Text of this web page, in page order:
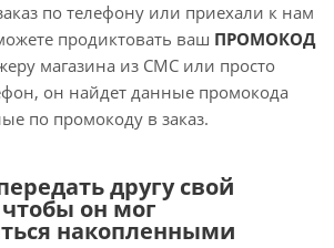
по телефону или приехали к нам
продиктовать ваш ПРОМОКОД
магазина из СМС или просто
он найдет данные промокода
по промокоду в заказ.
другу свой
он мог
накопленными